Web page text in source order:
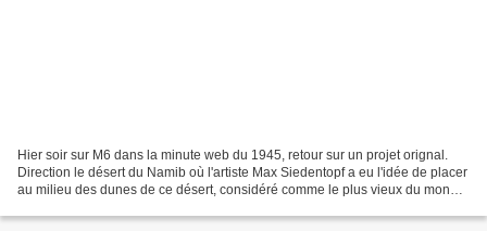
Hier soir sur M6 dans la minute web du 1945, retour sur un projet orignal.
Direction le désert du Namib où l'artiste Max Siedentopf a eu l'idée de placer
au milieu des dunes de ce désert, considéré comme le plus vieux du monde